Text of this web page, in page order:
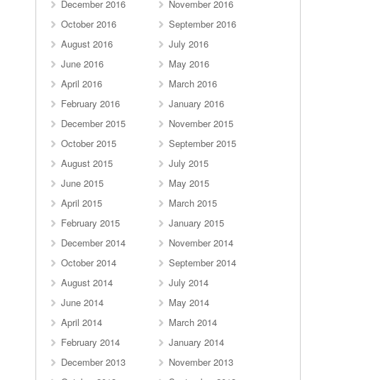
December 2016
November 2016
October 2016
September 2016
August 2016
July 2016
June 2016
May 2016
April 2016
March 2016
February 2016
January 2016
December 2015
November 2015
October 2015
September 2015
August 2015
July 2015
June 2015
May 2015
April 2015
March 2015
February 2015
January 2015
December 2014
November 2014
October 2014
September 2014
August 2014
July 2014
June 2014
May 2014
April 2014
March 2014
February 2014
January 2014
December 2013
November 2013